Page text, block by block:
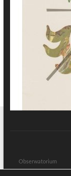
Obserwatorium